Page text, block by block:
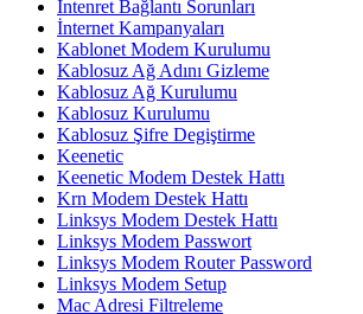
İntenret Bağlantı Sorunları
İnternet Kampanyaları
Kablonet Modem Kurulumu
Kablosuz Ağ Adını Gizleme
Kablosuz Ağ Kurulumu
Kablosuz Kurulumu
Kablosuz Şifre Degiştirme
Keenetic
Keenetic Modem Destek Hattı
Krn Modem Destek Hattı
Linksys Modem Destek Hattı
Linksys Modem Passwort
Linksys Modem Router Password
Linksys Modem Setup
Mac Adresi Filtreleme